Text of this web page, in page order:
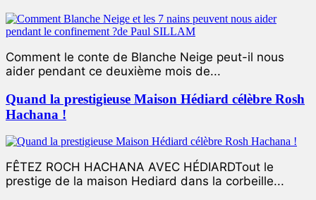
Comment le conte de Blanche Neige peut-il nous
aider pendant ce deuxième mois de...
Quand la prestigieuse Maison Hédiard célèbre Rosh
Hachana !
FÊTEZ ROCH HACHANA AVEC HÉDIARDTout le
prestige de la maison Hediard dans la corbeille...